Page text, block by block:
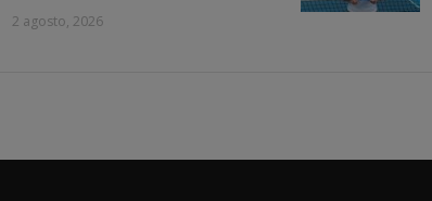
2 agosto, 2026